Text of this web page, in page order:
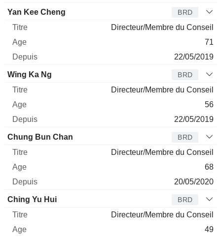
Yan Kee Cheng BRD
Directeur/Membre du Conseil
71
22/05/2019
Wing Ka Ng BRD
Directeur/Membre du Conseil
56
22/05/2019
Chung Bun Chan BRD
Directeur/Membre du Conseil
68
20/05/2020
Ching Yu Hui BRD
Directeur/Membre du Conseil
49